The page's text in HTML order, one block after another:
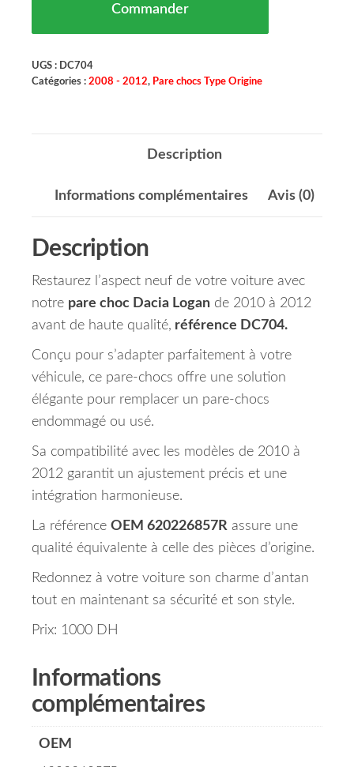
Commander
UGS : DC704
Catégories : 2008 - 2012, Pare chocs Type Origine
Description
Informations complémentaires Avis (0)
Description
Restaurez l’aspect neuf de votre voiture avec
notre pare choc Dacia Logan de 2010 à 2012
avant de haute qualité, référence DC704.
Conçu pour s’adapter parfaitement à votre
véhicule, ce pare-chocs offre une solution
élégante pour remplacer un pare-chocs
endommagé ou usé.
Sa compatibilité avec les modèles de 2010 à
2012 garantit un ajustement précis et une
intégration harmonieuse.
La référence OEM 620226857R assure une
qualité équivalente à celle des pièces d’origine.
Redonnez à votre voiture son charme d’antan
tout en maintenant sa sécurité et son style.
Prix: 1000 DH
Informations
complémentaires
OEM